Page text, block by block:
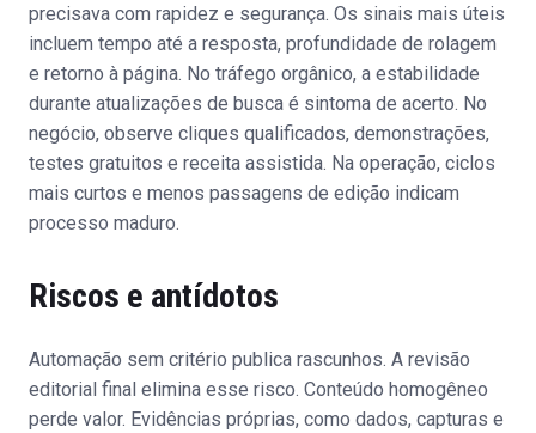
precisava com rapidez e segurança. Os sinais mais úteis
incluem tempo até a resposta, profundidade de rolagem
e retorno à página. No tráfego orgânico, a estabilidade
durante atualizações de busca é sintoma de acerto. No
negócio, observe cliques qualificados, demonstrações,
testes gratuitos e receita assistida. Na operação, ciclos
mais curtos e menos passagens de edição indicam
processo maduro.
Riscos e antídotos
Automação sem critério publica rascunhos. A revisão
editorial final elimina esse risco. Conteúdo homogêneo
perde valor. Evidências próprias, como dados, capturas e